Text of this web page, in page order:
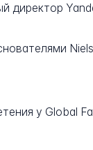
директор
у Global